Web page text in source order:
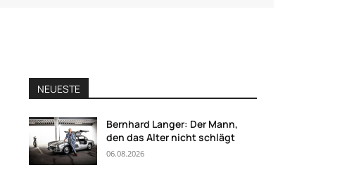
NEUESTE
Bernhard Langer: Der Mann,
den das Alter nicht schlägt
06.08.2026